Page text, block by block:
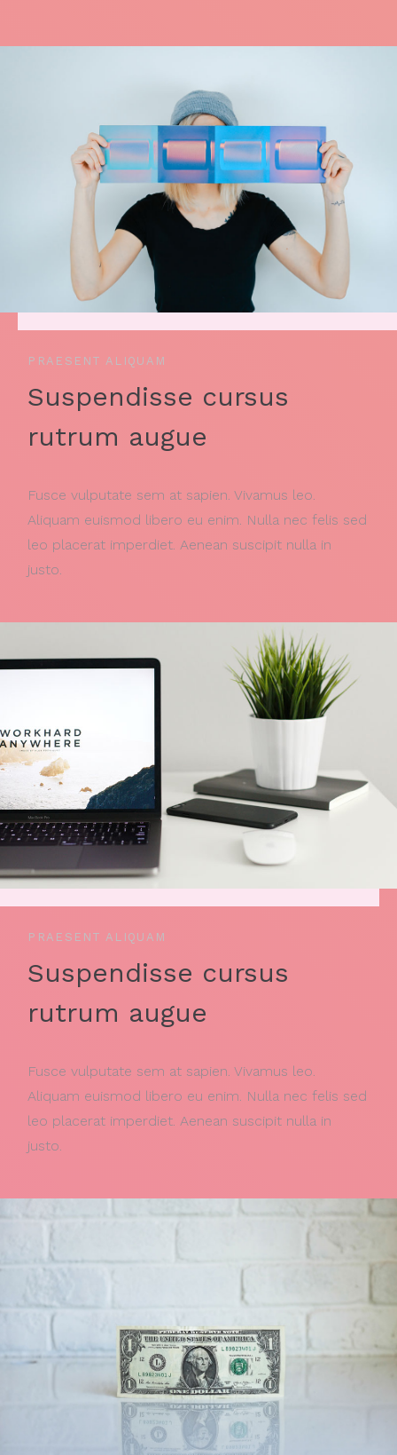
PRAESENT ALIQUAM
Suspendisse cursus
rutrum augue
Fusce vulputate sem at sapien. Vivamus leo.
Aliquam euismod libero eu enim. Nulla nec felis sed
leo placerat imperdiet. Aenean suscipit nulla in
justo.
PRAESENT ALIQUAM
Suspendisse cursus
rutrum augue
Fusce vulputate sem at sapien. Vivamus leo.
Aliquam euismod libero eu enim. Nulla nec felis sed
leo placerat imperdiet. Aenean suscipit nulla in
justo.